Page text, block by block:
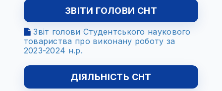
ЗВІТИ ГОЛОВИ СНТ
Звіт голови Студентського наукового
товариства про виконану роботу за
2023-2024 н.р.
ДІЯЛЬНІСТЬ СНТ